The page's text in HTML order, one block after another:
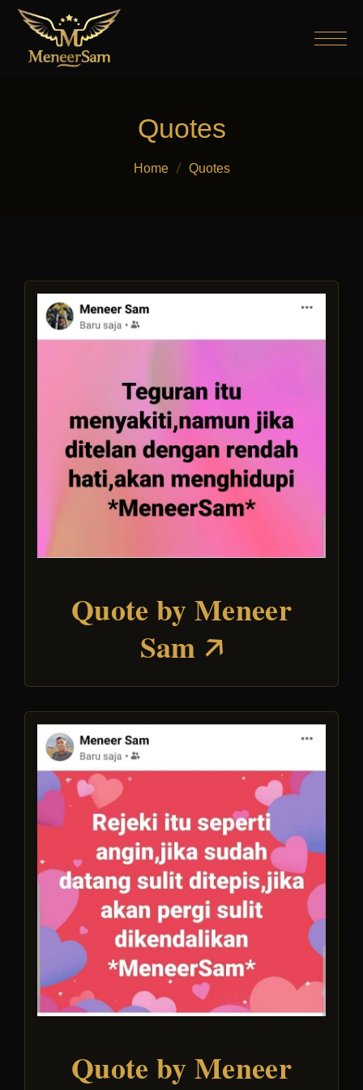
Quotes
Home Quotes
Quote by Meneer
Sam
Quote by Meneer